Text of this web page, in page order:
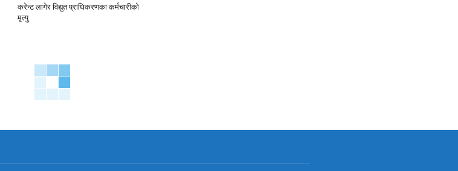
करेन्ट लागेर विद्युत प्राधिकरणका कर्मचारीको
मृत्यु